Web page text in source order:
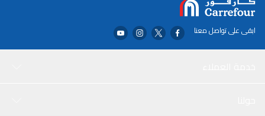
ابقى على تواصل معنا